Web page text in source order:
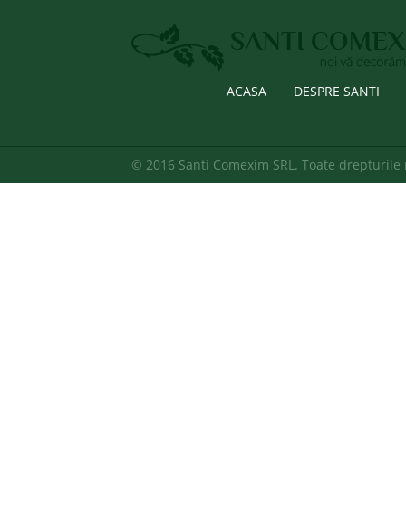
ACASA DESPRE SANTI
© 2016 Santi Comexim SRL. Toate drepturile